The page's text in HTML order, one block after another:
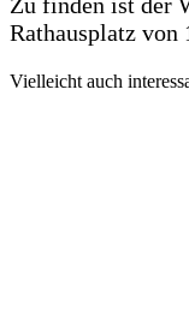
Rathausplatz von
Vielleicht auch